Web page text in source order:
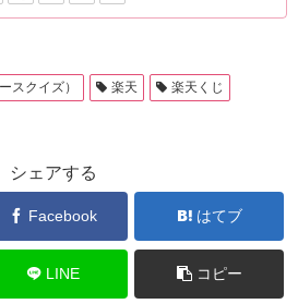
スクイズ） 楽天
楽天くじ
シェアする
Facebook はてブ
LINE コピー